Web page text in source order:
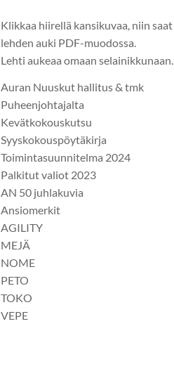
Klikkaa hiirellä kansikuvaa, niin saat
lehden auki PDF-muodossa.
Lehti aukeaa omaan selainikkunaan.
Auran Nuuskut hallitus & tmk
Puheenjohtajalta
Kevätkokouskutsu
Syyskokouspöytäkirja
Toimintasuunnitelma 2024
Palkitut valiot 2023
AN 50 juhlakuvia
Ansiomerkit
AGILITY
MEJÄ
NOME
PETO
TOKO
VEPE